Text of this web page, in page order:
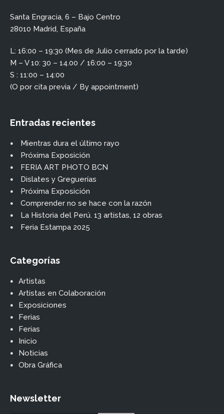
Santa Engracia, 6 – Bajo Centro
28010 Madrid, España
L: 16:00 – 19:30 (Mes de Julio cerrado por la tarde)
M – V 10: 30 – 14.00 / 16:00 – 19:30
S : 11:00 – 14:00
(O por cita previa / By appointment)
Entradas recientes
Mientras dura el último rayo
Próxima Exposición
FERIA ART PHOTO BCN
Dislates y Greguerías
Próxima Exposición
Comprender no se hace con la razón
La Historia del Perú. 13 artistas, 12 obras
Feria Estampa 2025
Categorías
Artistas
Artistas en Colaboración
Exposiciones
Ferias
Ferias
Inicio
Noticias
Obra Gráfica
Newsletter